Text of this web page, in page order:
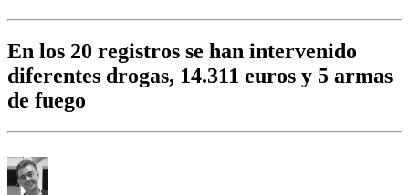
En los 20 registros se han intervenido
diferentes drogas, 14.311 euros y 5 armas
de fuego